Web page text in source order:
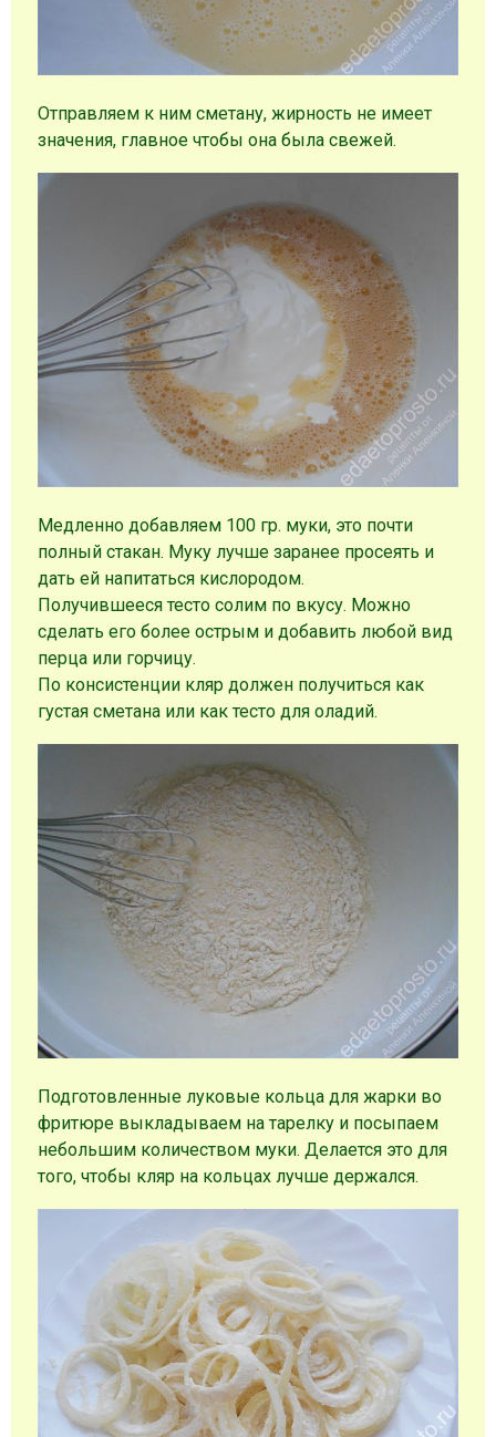
Отправляем к ним сметану, жирность не имеет
значения, главное чтобы она была свежей.
Медленно добавляем 100 гр. муки, это почти
полный стакан. Муку лучше заранее просеять и
дать ей напитаться кислородом.
Получившееся тесто солим по вкусу. Можно
сделать его более острым и добавить любой вид
перца или горчицу.
По консистенции кляр должен получиться как
густая сметана или как тесто для оладий.
Подготовленные луковые кольца для жарки во
фритюре выкладываем на тарелку и посыпаем
небольшим количеством муки. Делается это для
того, чтобы кляр на кольцах лучше держался.